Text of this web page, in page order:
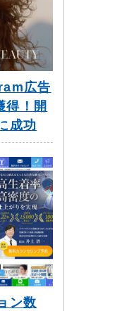
広告
得！開
成功
ン数